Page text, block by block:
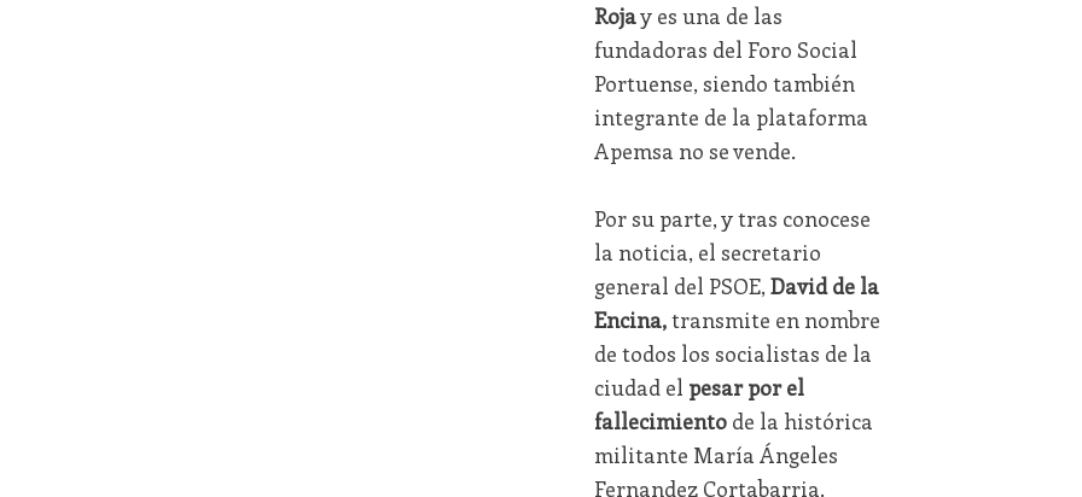
Rojay es una de las
fundadoras del Foro Social
Portuense, siendo también
integrante de la plataforma
Apemsa no se vende.
Por su parte, y tras conocese
la noticia, el secretario
general del PSOE, David de la
Encina,transmite en nombre
de todos los socialistas de la
ciudad el pesar por el
fallecimientode la histórica
militante María Ángeles
Fernandez Cortabarria.